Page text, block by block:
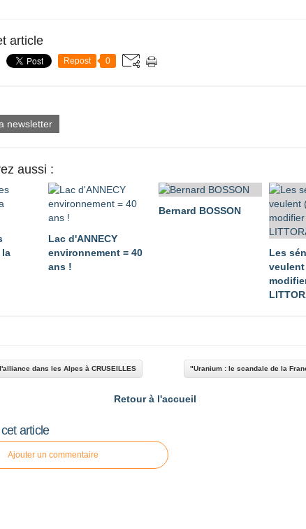
article
Repost 0
newsletter
aussi :
la
Lac d'ANNECY
environnement = 40
ans !
Bernard BOSSON
Les
veulent
dans les Alpes à CRUSEILLES "Uranium : le scandale de la
Retour à l'accueil
article
Ajouter un commentaire